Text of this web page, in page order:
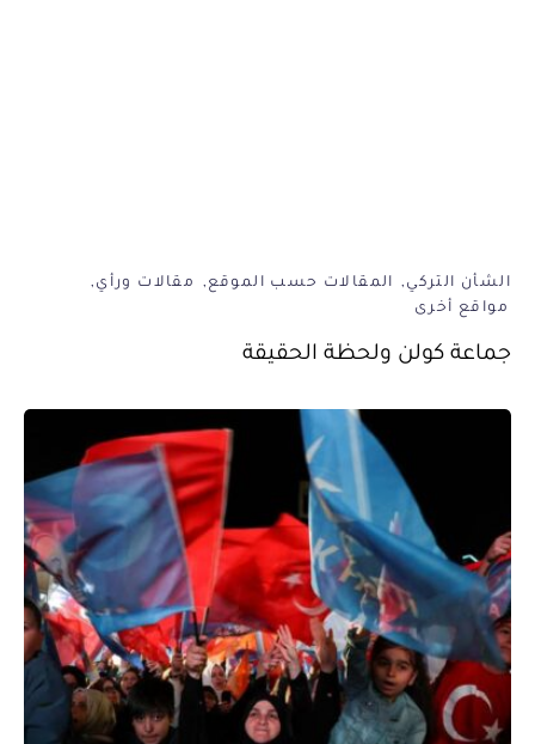
الشأن التركي المقالات حسب الموقع
مقالات ورأي
مواقع أخرى
جماعة كولن ولحظة الحقيقة